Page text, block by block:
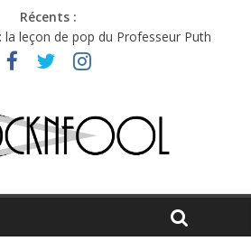
Récents :
la leçon de pop du Professeur Puth
festival de musique indépendant
et émotions en hausse
de choisir entre chaleur et bonne
Festival : entre bière, métal et